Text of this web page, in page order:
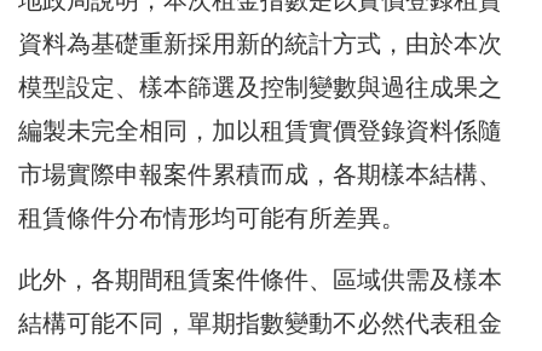
資料為基礎重新採用新的統計方式，由於本次
模型設定、樣本篩選及控制變數與過往成果之
編製未完全相同，加以租賃實價登錄資料係隨
市場實際申報案件累積而成，各期樣本結構、
租賃條件分布情形均可能有所差異。
此外，各期間租賃案件條件、區域供需及樣本
結構可能不同，單期指數變動不必然代表租金